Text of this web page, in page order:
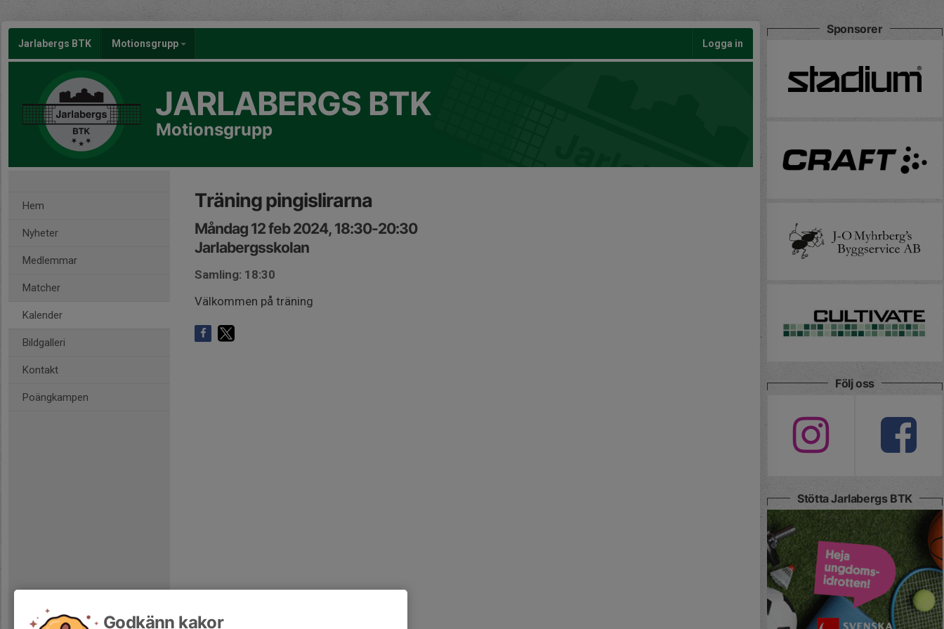
Jarlabergs BTK Motionsgrupp Logga in
JARLABERGS BTK
Motionsgrupp
Hem
Nyheter
Medlemmar
Matcher
Kalender
Bildgalleri
Kontakt
Poängkampen
Träning pingislirarna
Måndag 12 feb 2024, 18:30-20:30
Jarlabergsskolan
Samling: 18:30
Välkommen på träning
Sponsorer
Följ oss
Stötta Jarlabergs BTK
Godkänn kakor